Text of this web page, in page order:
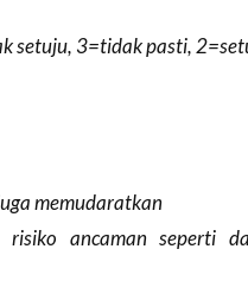
setuju, 3=tidak pasti,
memudaratkan
risiko ancaman seperti